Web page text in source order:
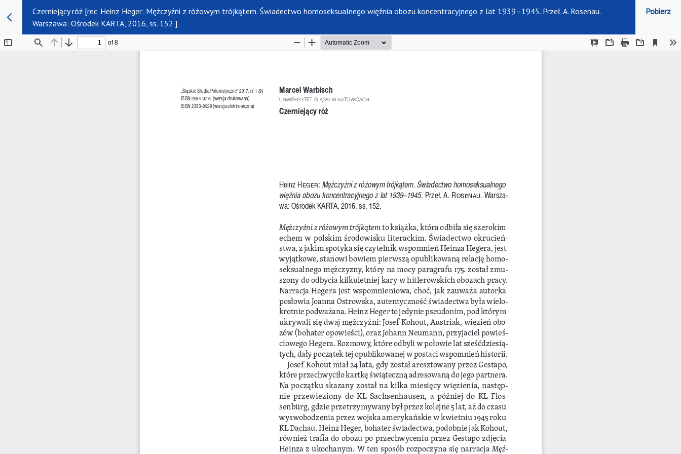
Czerniejący róż [rec. Heinz Heger: Mężczyźni z różowym trójkątem. Świadectwo homoseksualnego więźnia obozu koncentracyjnego z lat 1939–1945. Przeł. A. Rosenau.
Warszawa: Ośrodek KARTA, 2016, ss. 152.]
Pobierz